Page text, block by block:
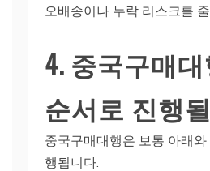
오배송이나 누락 리스크를
4. 중국구매
순서로 진행
중국구매대행은 보통 아래
행됩니다.